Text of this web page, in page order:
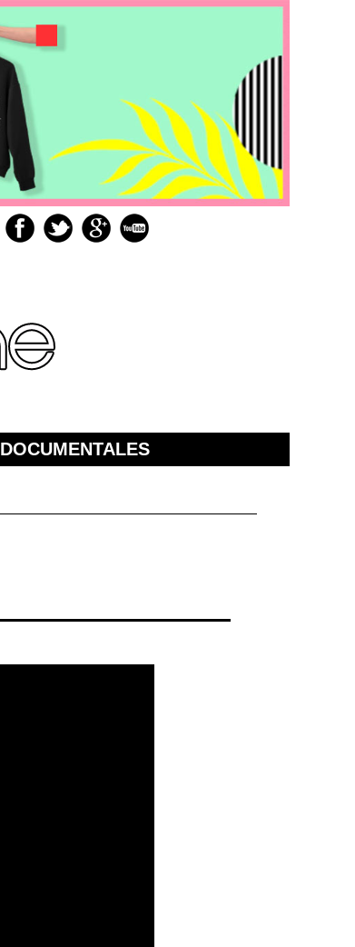
DOCUMENTALES